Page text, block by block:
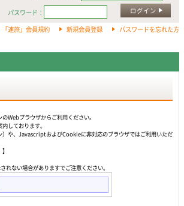
パスワード：
ログイン
「速旅」会員規約 新規会員登録 パスワードを忘れた方
Webプラウザからご利用ください。
しております。
）や、JavascriptおよびCookieに非対応のブラウザではご利用いただ
れない場合がありますでご注意ください。